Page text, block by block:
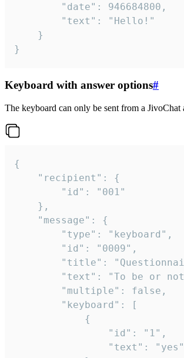
}
Keyboard with answer options#
The keyboard can only be sent from a JivoChat
{